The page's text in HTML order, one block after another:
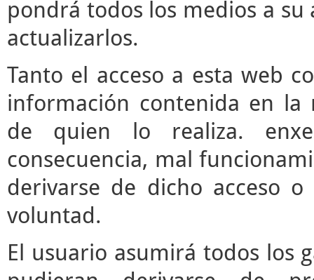
pondrá todos los medios a
actualizarlos.
Tanto el acceso a esta web
información contenida en la
de quien lo realiza.
consecuencia, mal
derivarse de dicho acceso
voluntad.
El usuario asumirá todos los